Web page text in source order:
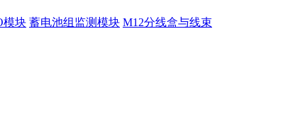
模块 蓄电池组监测模块 M12分线盒与线束